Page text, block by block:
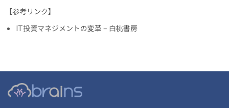
【参考リンク】
IT投資マネジメントの変革 – 白桃書房